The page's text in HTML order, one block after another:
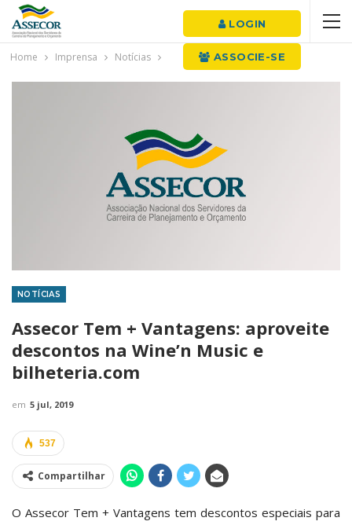
LOGIN
ASSOCIE-SE
Home Imprensa Notícias
NOTÍCIAS
Assecor Tem + Vantagens: aproveite
descontos na Wine’n Music e
bilheteria.com
em 5 jul, 2019
537
Compartilhar
O Assecor Tem + Vantagens tem descontos especiais para